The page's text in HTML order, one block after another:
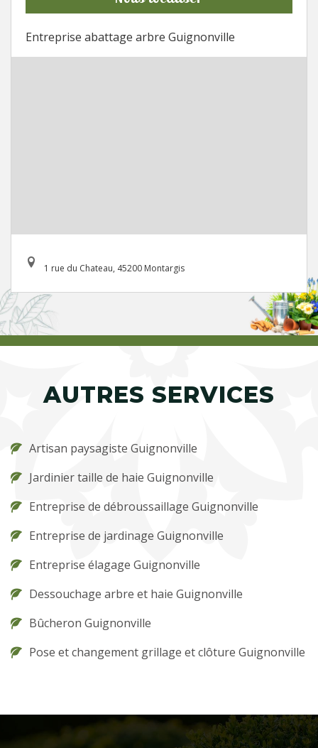
Entreprise abattage arbre Guignonville
1 rue du Chateau, 45200 Montargis
AUTRES SERVICES
Artisan paysagiste Guignonville
Jardinier taille de haie Guignonville
Entreprise de débroussaillage Guignonville
Entreprise de jardinage Guignonville
Entreprise élagage Guignonville
Dessouchage arbre et haie Guignonville
Bûcheron Guignonville
Pose et changement grillage et clôture Guignonville